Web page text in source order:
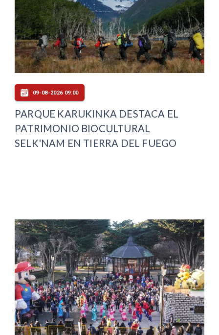
09-08-2026 09:00
PARQUE KARUKINKA DESTACA EL
PATRIMONIO BIOCULTURAL
SELK'NAM EN TIERRA DEL FUEGO